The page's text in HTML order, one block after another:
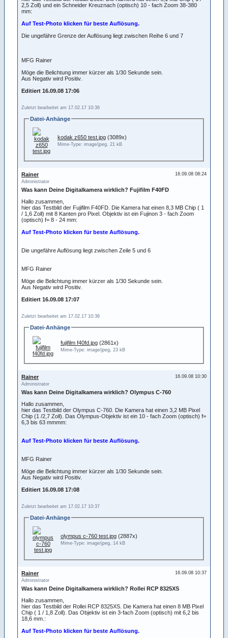
2,5 Zoll) und ein Schneider Kreuznach (optisch) 10 - fach Zoom 38-380
mm:
Auf Test-Photo klicken für beste Auflösung.
Die ungefähre Grenze der Auflösung liegt zwischen Reihe 6 und 7
MFG Rainer
Möge die Belichtung immer kürzer als 1/30 Sekunde sein.
Aus Negativ wird Positiv.
Editiert 16.09.08 17:06
Zuletzt bearbeitet am 17.02.17 10:36
Datei-Anhänge
kodak z650 test.jpg (3089x)
Mime-Type: image/jpeg, 21 kB
16.09.08 08:24
Rainer
Administrator
Was kann Deine Digitalkamera wirklich? Fujifilm F40FD
Hallo zusammen,
hier das Testbild der Fujifilm F40FD. Die Kamera hat einen 8,3 MB Chip ( 1
/ 1,6 Zoll) mit 8 Kanten pro Pixel. Objektiv ist ein Fujinon 3 - fach Zoom
(optisch) f= 8 - 24 mm:
Auf Test-Photo klicken für beste Auflösung.
Die ungefähre Auflösung liegt zwischen Zeile 5 und 6
MFG Rainer
Möge die Belichtung immer kürzer als 1/30 Sekunde sein.
Aus Negativ wird Positiv.
Editiert 16.09.08 17:07
Zuletzt bearbeitet am 17.02.17 10:36
Datei-Anhänge
fujifilm f40fd.jpg (2861x)
Mime-Type: image/jpeg, 23 kB
16.09.08 10:30
Rainer
Administrator
Was kann Deine Digitalkamera wirklich? Olympus C-760
Hallo zusammen,
hier das Testbild der Olympus C-760. Die Kamera hat einen 3,2 MB Pixel
Chip (1 /2,7 Zoll). Das Olympus-Objektiv ist ein 10 - fach Zoom (optisch) f=
6,3 bis 63 mmmm:
Auf Test-Photo klicken für beste Auflösung.
MFG Rainer
Möge die Belichtung immer kürzer als 1/30 Sekunde sein.
Aus Negativ wird Positiv.
Editiert 16.09.08 17:08
Zuletzt bearbeitet am 17.02.17 10:37
Datei-Anhänge
olympus c-760 test.jpg (2887x)
Mime-Type: image/jpeg, 14 kB
16.09.08 10:37
Rainer
Administrator
Was kann Deine Digitalkamera wirklich? Rollei RCP 8325XS
Hallo zusammen,
hier das Testbild der Rollei RCP 8325XS. Die Kamera hat einen 8 MB Pixel
Chip ( 1 / 1,8 Zoll). Das Objektiv ist ein 3-fach Zoom (optisch) mit 6,2 bis
18,6 mm.:
Auf Test-Photo klicken für beste Auflösung.